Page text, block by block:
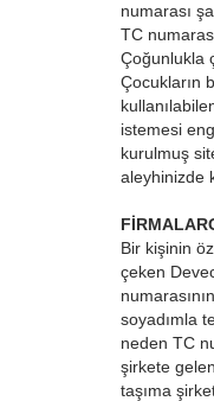
numarası
TC
Çoğunlukla
istemesi
kurulmuş
aleyhinizde
Bir kişinin
çeken
soyadımla
neden TC
şirkete
taşıma